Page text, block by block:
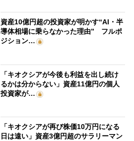
資産10億円超の投資家が明かす“AI・半
導体相場に乗らなかった理由” フルポ
ジション…
「キオクシアが今後も利益を出し続け
るかは分からない」資産11億円の個人
投資家が…
「キオクシアが再び株価10万円になる
日は遠い」資産3億円超のサラリーマン